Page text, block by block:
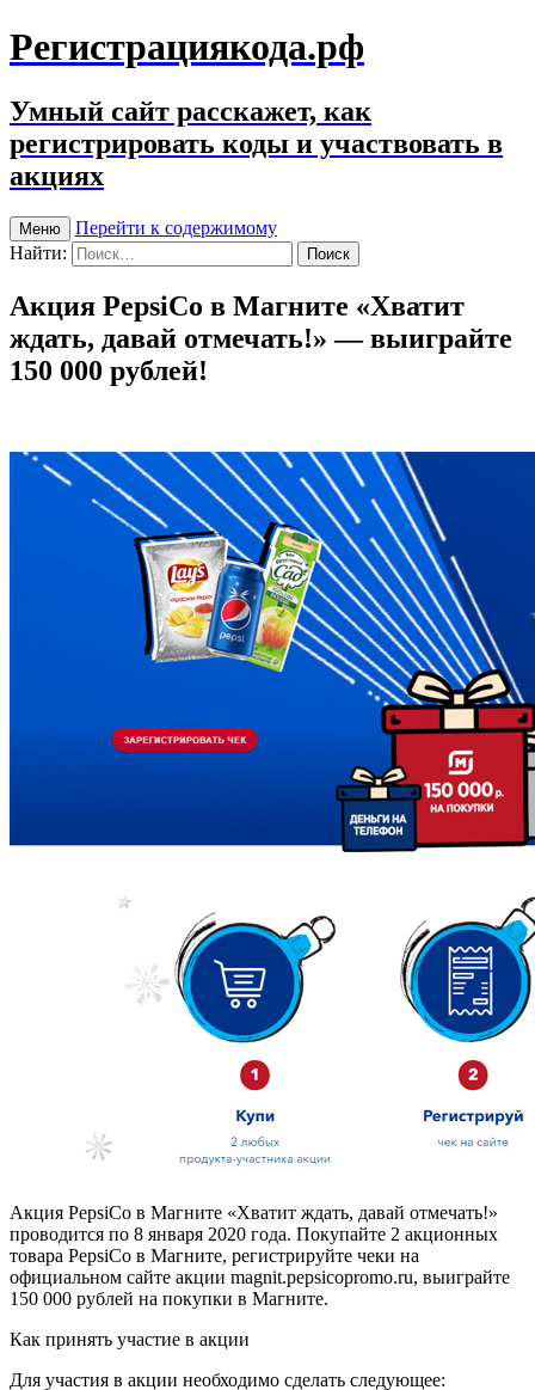
Регистрациякода.рф
Умный сайт расскажет, как
регистрировать коды и участвовать в
акциях
Меню
Перейти к содержимому
Найти:
Акция PepsiCo в Магните «Хватит
ждать, давай отмечать!» — выиграйте
150 000 рублей!
Акция PepsiCo в Магните «Хватит ждать, давай отмечать!»
проводится по 8 января 2020 года. Покупайте 2 акционных
товара PepsiCo в Магните, регистрируйте чеки на
официальном сайте акции magnit.pepsicopromo.ru, выиграйте
150 000 рублей на покупки в Магните.
Как принять участие в акции
Для участия в акции необходимо сделать следующее: